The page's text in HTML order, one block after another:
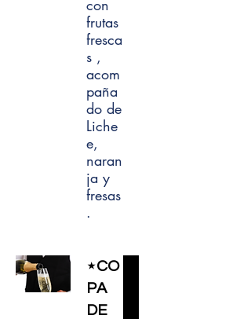
con
frutas
fresca
s ,
acom
paña
do de
Liche
e,
naran
ja y
fresas
.
⋆CO
PA
DE